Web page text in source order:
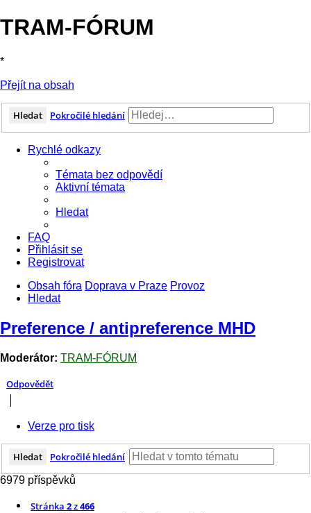
TRAM-FÓRUM
*
Přejít na obsah
Hledat Pokročilé hledání
Rychlé odkazy
Témata bez odpovědí
Aktivní témata
Hledat
FAQ
Přihlásit se
Registrovat
Obsah fóra Doprava v Praze Provoz
Hledat
Preference / antipreference MHD
Moderátor: TRAM-FÓRUM
Odpovědět
Verze pro tisk
Hledat Pokročilé hledání
6979 příspěvků
Stránka 2z466